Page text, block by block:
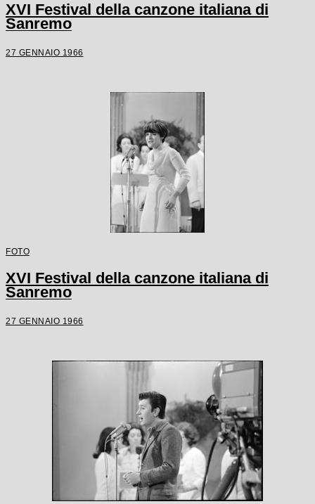
XVI Festival della canzone italiana di
Sanremo
27 GENNAIO 1966
FOTO
XVI Festival della canzone italiana di
Sanremo
27 GENNAIO 1966